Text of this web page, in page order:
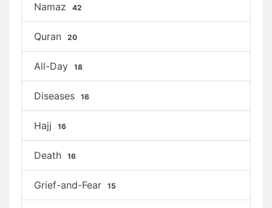
Namaz 42
Quran 20
All-Day 18
Diseases 16
Hajj 16
Death 16
Grief-and-Fear 15